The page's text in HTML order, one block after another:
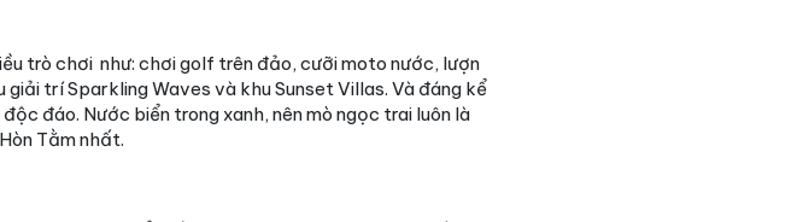
trò chơi như: chơi golf trên đảo, cưỡi moto nước, lượn
trí Sparkling Waves và khu Sunset Villas. Và đáng kể
đáo. Nước biển trong xanh, nên mò ngọc trai luôn là
Tằm nhất.